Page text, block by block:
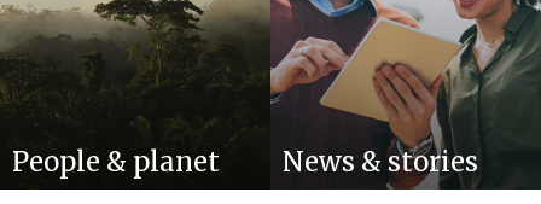
People & planet News & stories